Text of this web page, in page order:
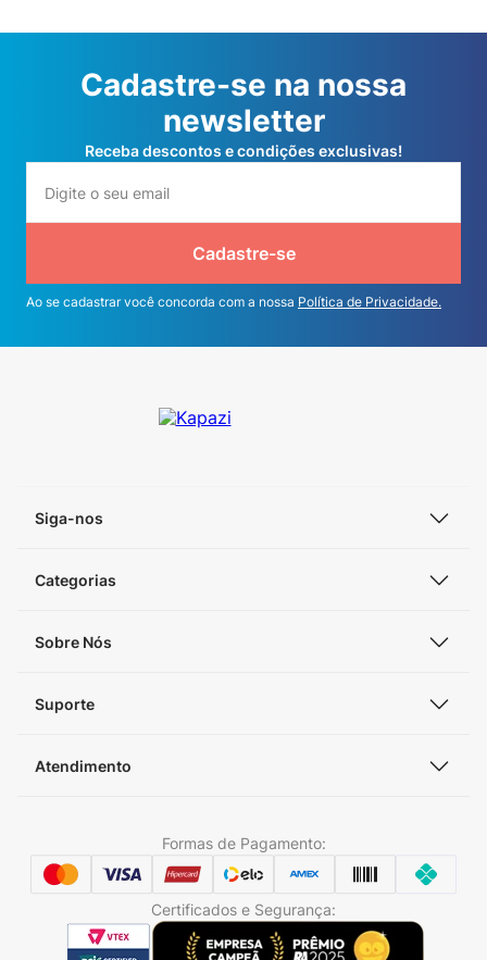
Cadastre-se na nossa
newsletter
Receba descontos e condições exclusivas!
Cadastre-se
Ao se cadastrar você concorda com a nossa Política de Privacidade.
Siga-nos
Categorias
Sobre Nós
Suporte
Atendimento
Formas de Pagamento:
Certificados e Segurança: